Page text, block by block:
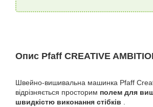
Опис Pfaff CREATIVE
Швейно-вишивальна машинка Pfaff
відрізняється просторим полем для
швидкістю виконання стібків .